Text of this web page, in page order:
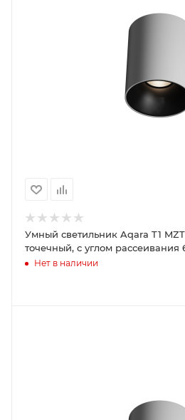
Умный светильник Aqara T1
точечный, с углом рассеивания
Нет в наличии